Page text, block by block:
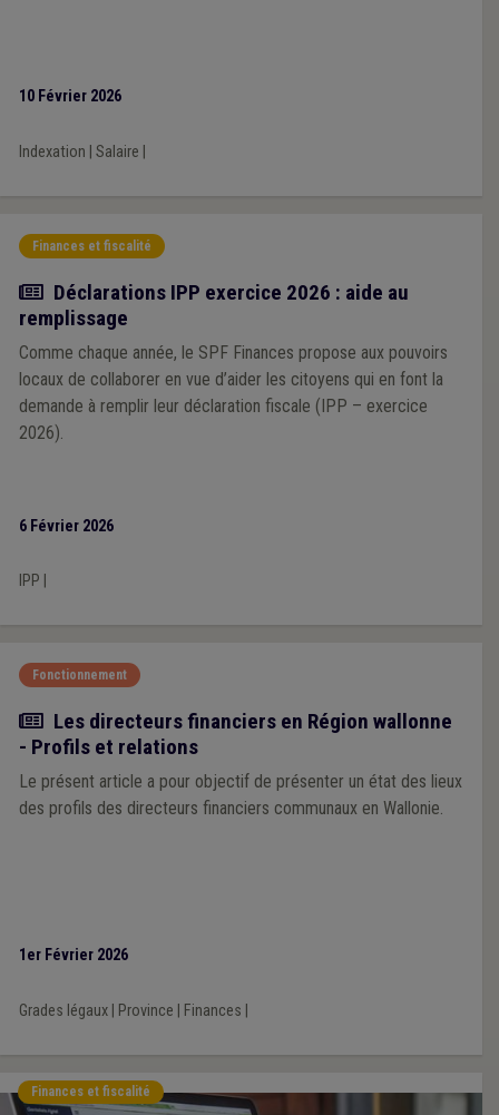
10 Février 2026
Indexation Salaire
Finances et fiscalité
Actualité
Déclarations IPP exercice 2026 : aide au
remplissage
Comme chaque année, le SPF Finances propose aux pouvoirs
locaux de collaborer en vue d’aider les citoyens qui en font la
demande à remplir leur déclaration fiscale (IPP – exercice
2026).
6 Février 2026
IPP
Fonctionnement
Article
Les directeurs financiers en Région wallonne
- Profils et relations
Le présent article a pour objectif de présenter un état des lieux
des profils des directeurs financiers communaux en Wallonie.
1er Février 2026
Grades légaux| Province Finances
Finances et fiscalité